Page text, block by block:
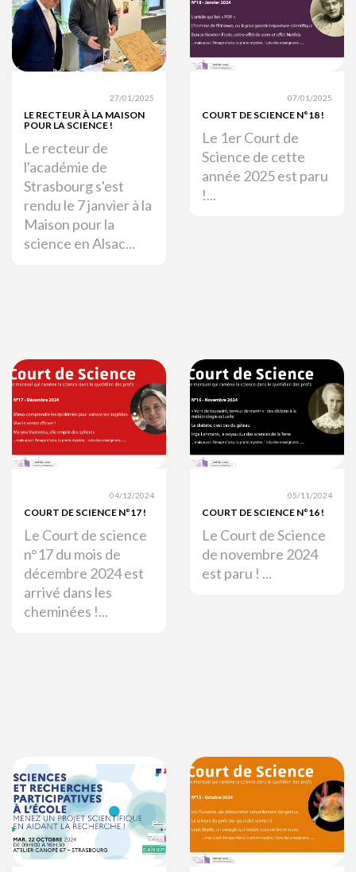
27/01/2025
LE RECTEUR À LA MAISON
POUR LA SCIENCE !
Le recteur de
l'académie de
Strasbourg s'est
rendu le 7 janvier à la
Maison pour la
science en Alsac...
07/01/2025
COURT DE SCIENCE N°18 !
Le 1er Court de
Science de cette
année 2025 est paru
!...
04/12/2024
COURT DE SCIENCE N°17 !
Le Court de science
n°17 du mois de
décembre 2024 est
arrivé dans les
cheminées !...
05/11/2024
COURT DE SCIENCE N°16 !
Le Court de Science
de novembre 2024
est paru ! ...